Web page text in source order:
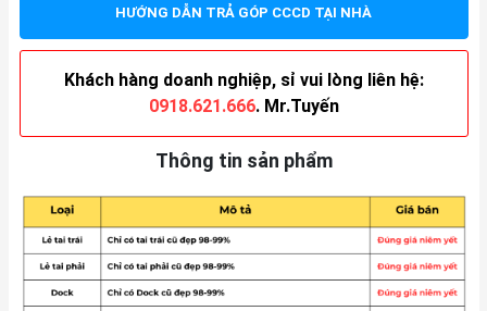
HƯỚNG DẪN TRẢ GÓP CCCD TẠI NHÀ
Khách hàng doanh nghiệp, sỉ vui lòng liên hệ:
0918.621.666. Mr.Tuyến
Thông tin sản phẩm